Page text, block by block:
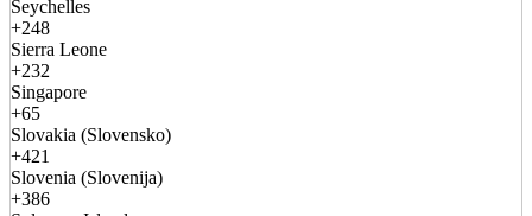
Seychelles
+248
Sierra Leone
+232
Singapore
+65
Slovakia (Slovensko)
+421
Slovenia (Slovenija)
+386